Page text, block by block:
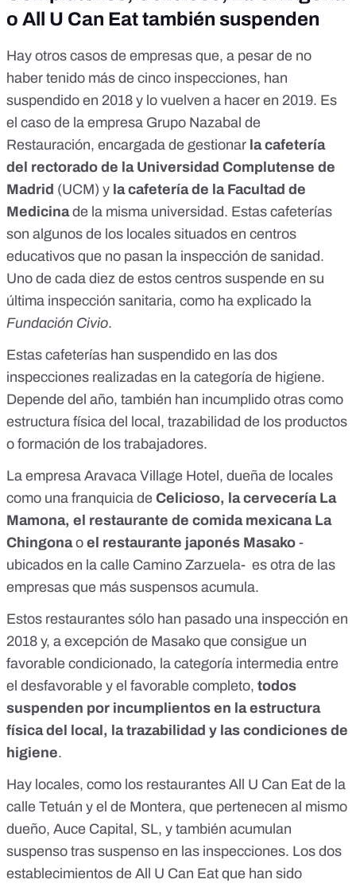
o All U Can Eat también suspenden
Hay otros casos de empresas que, a pesar de no
haber tenido más de cinco inspecciones, han
suspendido en 2018 y lo vuelven a hacer en 2019. Es
el caso de la empresa Grupo Nazabal de
Restauración, encargada de gestionar la cafetería
del rectorado de la Universidad Complutense de
Madrid (UCM) y la cafetería de la Facultad de
Medicinade la misma universidad. Estas cafeterías
son algunos de los locales situados en centros
educativos que no pasan la inspección de sanidad.
Uno de cada diez de estos centros suspende en su
última inspección sanitaria, como ha explicado la
Fundación Civio.
Estas cafeterías han suspendido en las dos
inspecciones realizadas en la categoría de higiene.
Depende del año, también han incumplido otras como
estructura física del local, trazabilidad de los productos
o formación de los trabajadores.
La empresa Aravaca Village Hotel, dueña de locales
como una franquicia de Celicioso, la cervecería La
Mamona, el restaurante de comida mexicana La
Chingonao el restaurante japonés Masako -
ubicados en la calle Camino Zarzuela- es otra de las
empresas que más suspensos acumula.
Estos restaurantes sólo han pasado una inspección en
2018 y, a excepción de Masako que consigue un
favorable condicionado, la categoría intermedia entre
el desfavorable y el favorable completo, todos
suspenden por incumplientos en la estructura
física del local, la trazabilidad y las condiciones de
higiene.
Hay locales, como los restaurantes All U Can Eat de la
calle Tetuán y el de Montera, que pertenecen al mismo
dueño, Auce Capital, SL, y también acumulan
suspenso tras suspenso en las inspecciones. Los dos
establecimientos de All U Can Eat que han sido